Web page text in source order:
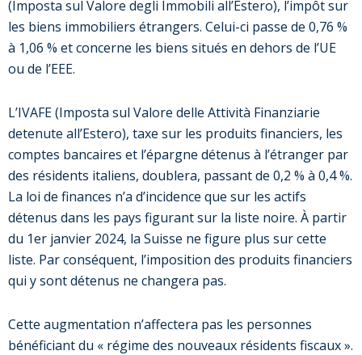
(Imposta sul Valore degli Immobili all’Estero), l’impôt sur
les biens immobiliers étrangers. Celui-ci passe de 0,76 %
à 1,06 % et concerne les biens situés en dehors de l’UE
ou de l’EEE.
L’IVAFE (Imposta sul Valore delle Attività Finanziarie
detenute all’Estero), taxe sur les produits financiers, les
comptes bancaires et l’épargne détenus à l’étranger par
des résidents italiens, doublera, passant de 0,2 % à 0,4 %.
La loi de finances n’a d’incidence que sur les actifs
détenus dans les pays figurant sur la liste noire. À partir
du 1er janvier 2024, la Suisse ne figure plus sur cette
liste. Par conséquent, l’imposition des produits financiers
qui y sont détenus ne changera pas.
Cette augmentation n’affectera pas les personnes
bénéficiant du « régime des nouveaux résidents fiscaux ».